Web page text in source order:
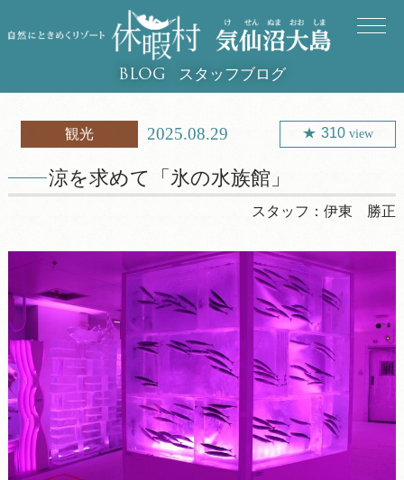
BLOG スタッフブログ
観光 2025.08.29 310 view
涼を求めて「氷の水族館」
スタッフ：伊東 勝正